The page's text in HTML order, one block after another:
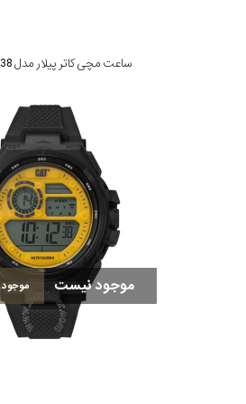
ساعت مچی کاتر پیلار مدل MF.185.21.138
موجود نیست